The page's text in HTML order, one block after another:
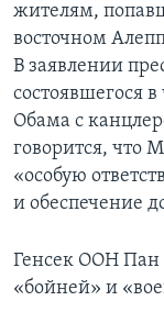
жителям,
восточном
В заявлении
состоявшегося
Обама с
говорится, что
«особую
и обеспечение
Генсек ООН Пан
«бойней» и